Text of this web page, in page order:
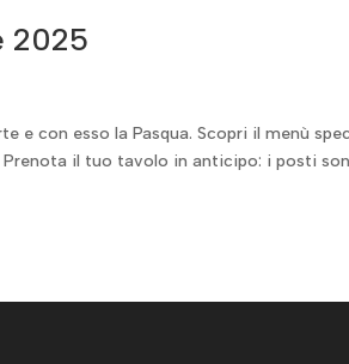
2025
e con esso la Pasqua. Scopri il menù
il tuo tavolo in anticipo: i posti